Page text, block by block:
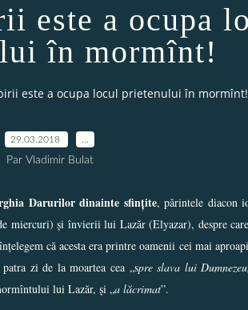
este a ocupa
în mormînt!
este a ocupa locul prietenului în mormînt!
29.03.2018
Par Vladimir Bulat
Darurilor dinainte sfințite, părintele diacon
miercuri) și învierii lui Lazăr (Elyazar), despre
că acesta era printre oamenii cei mai
zi de la moartea cea „spre slava lui
lui Lazăr, și „a lăcrimat”.